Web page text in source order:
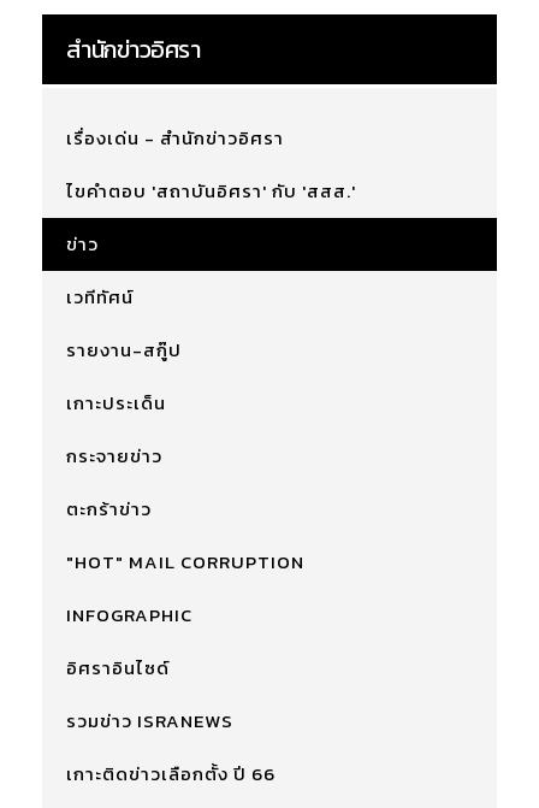
สำนักข่าวอิศรา
เรื่องเด่น - สำนักข่าวอิศรา
ไขคำตอบ 'สถาบันอิศรา' กับ 'สสส.'
ข่าว
เวทีทัศน์
รายงาน-สกู๊ป
เกาะประเด็น
กระจายข่าว
ตะกร้าข่าว
"HOT" MAIL CORRUPTION
INFOGRAPHIC
อิศราอินไซด์
รวมข่าว ISRANEWS
เกาะติดข่าวเลือกตั้ง ปี 66